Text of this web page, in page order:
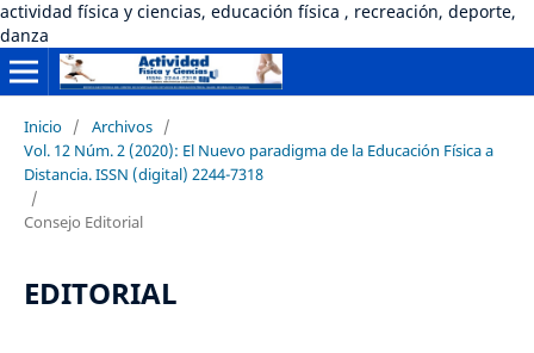
actividad física y ciencias, educación física , recreación, deporte,
danza
Inicio / Archivos /
Vol. 12 Núm. 2 (2020): El Nuevo paradigma de la Educación Física a
Distancia. ISSN (digital) 2244-7318
/
Consejo Editorial
EDITORIAL